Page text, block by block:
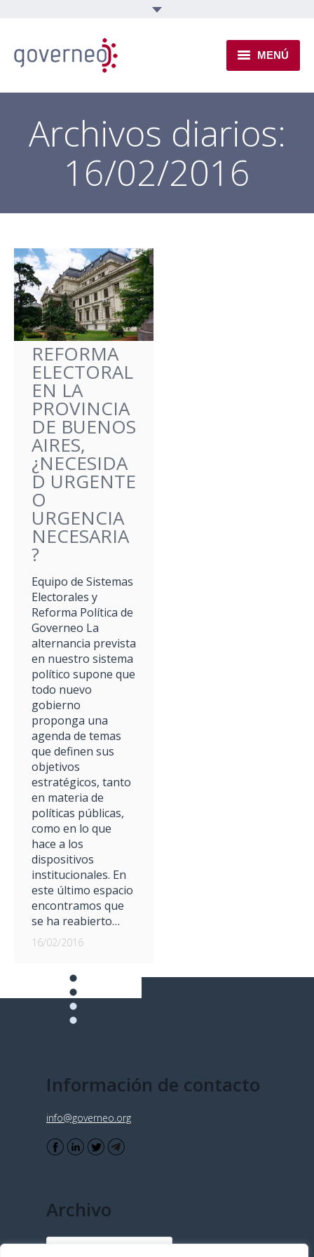
MENÚ
INSTITUCIONAL
EJES TEMÁTICOS
NOVEDADES
Archivos diarios:
16/02/2016
REFORMA
ELECTORAL
EN LA
PROVINCIA
DE BUENOS
AIRES,
¿NECESIDA
D URGENTE
O
URGENCIA
NECESARIA
?
Equipo de Sistemas
Electorales y
Reforma Política de
Governeo La
alternancia prevista
en nuestro sistema
político supone que
todo nuevo
gobierno
proponga una
agenda de temas
que definen sus
objetivos
estratégicos, tanto
en materia de
políticas públicas,
como en lo que
hace a los
dispositivos
institucionales. En
este último espacio
encontramos que
se ha reabierto…
16/02/2016
Información de contacto
info@governeo.org
Archivo
Archivo